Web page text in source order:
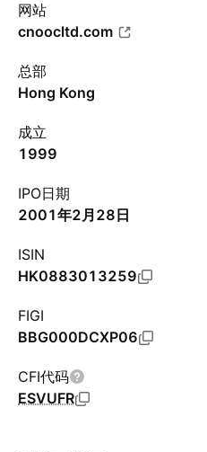
网站
cnoocltd.com
总部
Hong Kong
成立
1999
IPO日期
2001年2月28日
ISIN
HK0883013259
FIGI
BBG000DCXP06
CFI代码
ESVUFR